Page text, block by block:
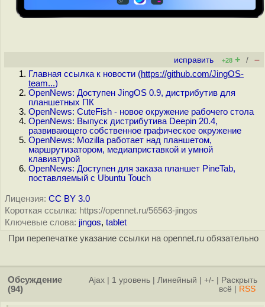
исправить +28 + / –
Главная ссылка к новости (https://github.com/JingOS-
team...)
OpenNews: Доступен JingOS 0.9, дистрибутив для
планшетных ПК
OpenNews: CuteFish - новое окружение рабочего стола
OpenNews: Выпуск дистрибутива Deepin 20.4,
развивающего собственное графическое окружение
OpenNews: Mozilla работает над планшетом,
маршрутизатором, медиаприставкой и умной
клавиатурой
OpenNews: Доступен для заказа планшет PineTab,
поставляемый с Ubuntu Touch
Лицензия: CC BY 3.0
Короткая ссылка: https://opennet.ru/56563-jingos
Ключевые слова: jingos, tablet
При перепечатке указание ссылки на opennet.ru обязательно
Обсуждение
(94)
Ajax 1 уровень Линейный +/-
Раскрыть
всё
RSS